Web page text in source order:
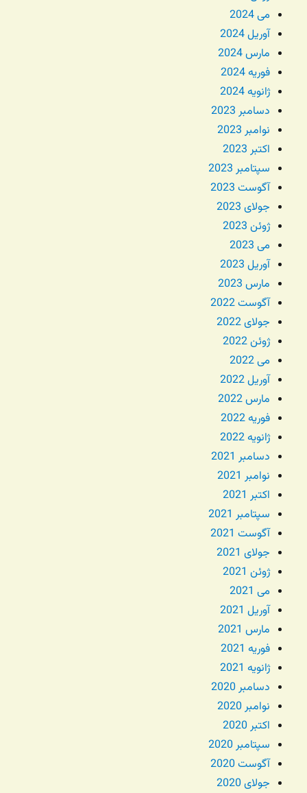
می 2024
آوریل 2024
مارس 2024
فوریه 2024
ژانویه 2024
دسامبر 2023
نوامبر 2023
اکتبر 2023
سپتامبر 2023
آگوست 2023
جولای 2023
ژوئن 2023
می 2023
آوریل 2023
مارس 2023
آگوست 2022
جولای 2022
ژوئن 2022
می 2022
آوریل 2022
مارس 2022
فوریه 2022
ژانویه 2022
دسامبر 2021
نوامبر 2021
اکتبر 2021
سپتامبر 2021
آگوست 2021
جولای 2021
ژوئن 2021
می 2021
آوریل 2021
مارس 2021
فوریه 2021
ژانویه 2021
دسامبر 2020
نوامبر 2020
اکتبر 2020
سپتامبر 2020
آگوست 2020
جولای 2020